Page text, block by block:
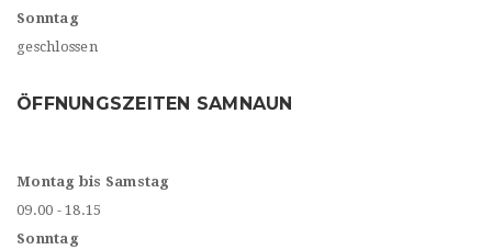
Sonntag
geschlossen
ÖFFNUNGSZEITEN SAMNAUN
Montag bis Samstag
09.00 - 18.15
Sonntag